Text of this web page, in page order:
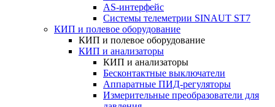
AS-интерфейс
Системы телеметрии SINAUT ST7
КИП и полевое оборудование
КИП и полевое оборудование
КИП и анализаторы
КИП и анализаторы
Бесконтактные выключатели
Аппаратные ПИД-регуляторы
Измерительные преобразователи для